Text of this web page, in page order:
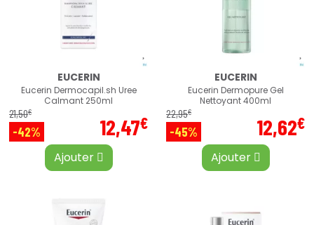
EUCERIN
Eucerin Dermocapil.sh Uree
Calmant 250ml
21,50€
-42% 12,47€
Ajouter
EUCERIN
Eucerin Dermopure Gel
Nettoyant 400ml
22,95€
-45% 12,62€
Ajouter